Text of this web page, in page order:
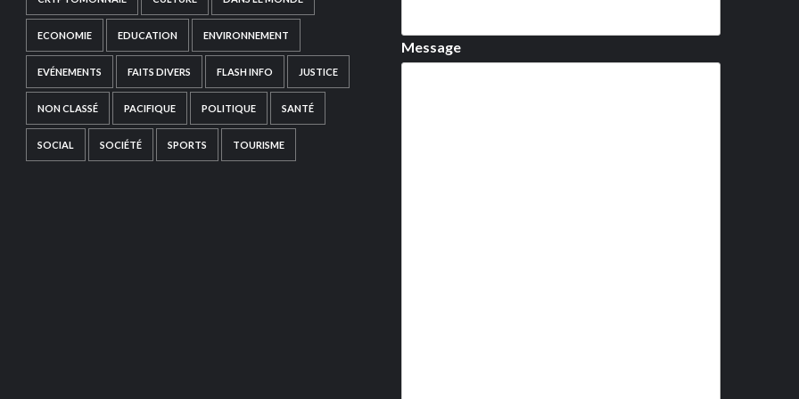
ECONOMIE EDUCATION ENVIRONNEMENT
EVÉNEMENTS FAITS DIVERS FLASH INFO JUSTICE
NON CLASSÉ PACIFIQUE POLITIQUE SANTÉ
SOCIAL SOCIÉTÉ SPORTS TOURISME
Message